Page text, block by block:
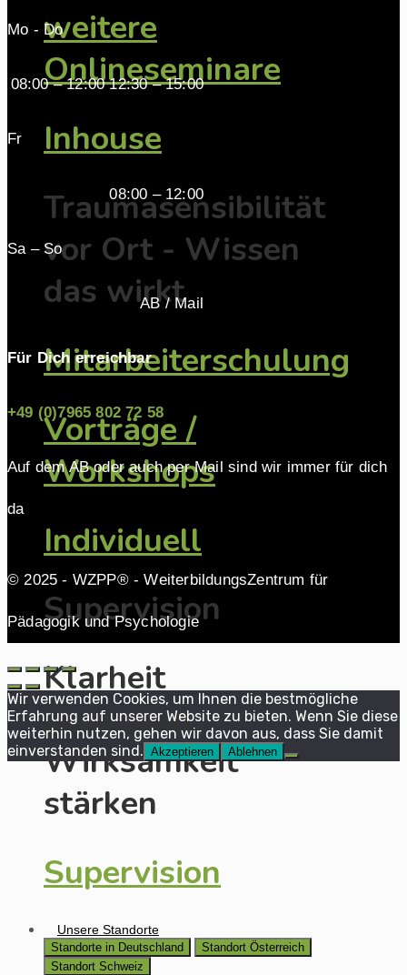
weitere
Onlineseminare
Inhouse
Traumasensibilität
vor Ort - Wissen
das wirkt
Mitarbeiterschulung
Vorträge /
Workshops
Individuell
Supervision
Klarheit
gewinnen,
Wirksamkeit
stärken
Supervision
Unsere Standorte
Standorte in Deutschland
Standort Österreich
Standort Schweiz
Mo - Do
08:00 – 12:00 12:30 – 15:00
Fr
08:00 – 12:00
Sa – So
AB / Mail
Für Dich erreichbar
+49 (0)7965 802 72 58
Auf dem AB oder auch per Mail sind wir immer für dich
da
© 2025 - WZPP® - WeiterbildungsZentrum für
Pädagogik und Psychologie
Wir verwenden Cookies, um Ihnen die bestmögliche
Erfahrung auf unserer Website zu bieten. Wenn Sie diese
weiterhin nutzen, gehen wir davon aus, dass Sie damit
einverstanden sind. Akzeptieren Ablehnen